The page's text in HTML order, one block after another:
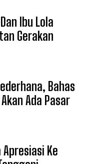
Ibu Lola
Gerakan
Bahas
Ada Pasar
Ke